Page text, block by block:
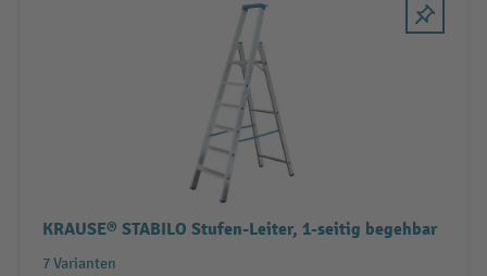
KRAUSE® STABILO Stufen-Leiter, 1-seitig begehbar
7 Varianten